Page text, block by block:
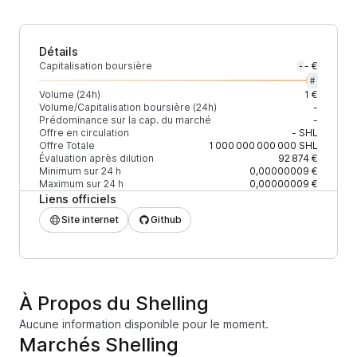
Détails
Capitalisation boursière - - €
#
Volume (24h)
1 €
Volume/Capitalisation boursière (24h)
-
Prédominance sur la cap. du marché
-
Offre en circulation
- SHL
Offre Totale
1 000 000 000 000 SHL
Évaluation après dilution
92 874 €
Minimum sur 24 h
0,00000009 €
Maximum sur 24 h
0,00000009 €
Liens officiels
Site internet Github
À Propos du Shelling
Aucune information disponible pour le moment.
Marchés Shelling